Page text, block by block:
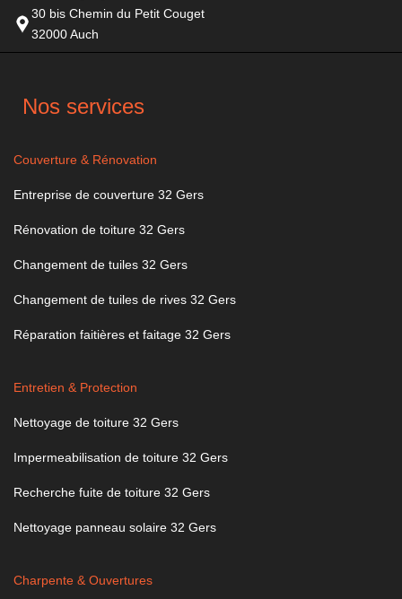
30 bis Chemin du Petit Couget
32000 Auch
Nos services
Couverture & Rénovation
Entreprise de couverture 32 Gers
Rénovation de toiture 32 Gers
Changement de tuiles 32 Gers
Changement de tuiles de rives 32 Gers
Réparation faitières et faitage 32 Gers
Entretien & Protection
Nettoyage de toiture 32 Gers
Impermeabilisation de toiture 32 Gers
Recherche fuite de toiture 32 Gers
Nettoyage panneau solaire 32 Gers
Charpente & Ouvertures